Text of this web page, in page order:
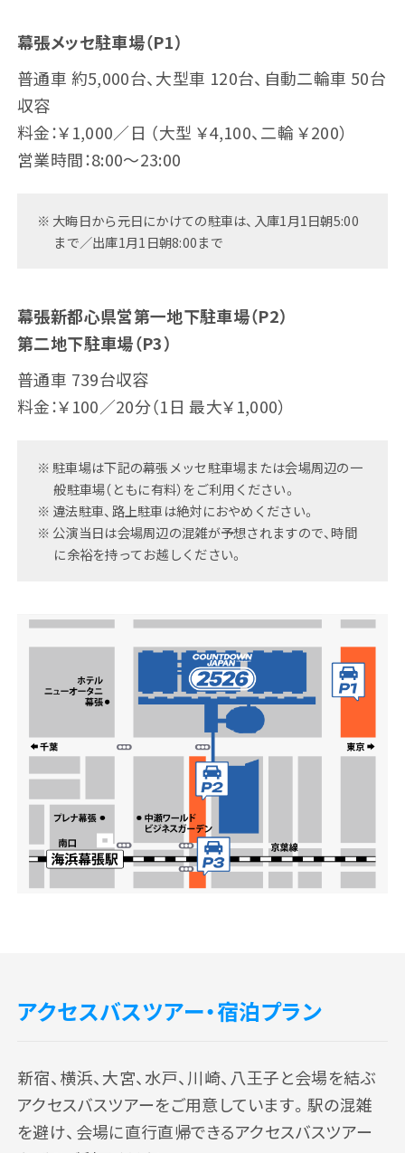
幕張メッセ駐車場（P1）
普通車 約5,000台、大型車 120台、自動二輪車 50台
収容
料金：￥1,000／日 （大型 ￥4,100、二輪 ￥200）
営業時間：8:00～23:00
大晦日から元日にかけての駐車は、入庫1月1日朝5:00
まで／出庫1月1日朝8:00まで
幕張新都心県営第一地下駐車場（P2）
第二地下駐車場（P3）
普通車 739台収容
料金：￥100／20分（1日 最大￥1,000）
駐車場は下記の幕張メッセ駐車場または会場周辺の一
般駐車場（ともに有料）をご利用ください。
違法駐車、路上駐車は絶対におやめください。
公演当日は会場周辺の混雑が予想されますので、時間
に余裕を持ってお越しください。
アクセスバスツアー・宿泊プラン
新宿、横浜、大宮、水戸、川崎、八王子と会場を結ぶ
アクセスバスツアーをご用意しています。駅の混雑
を避け、会場に直行直帰できるアクセスバスツアー